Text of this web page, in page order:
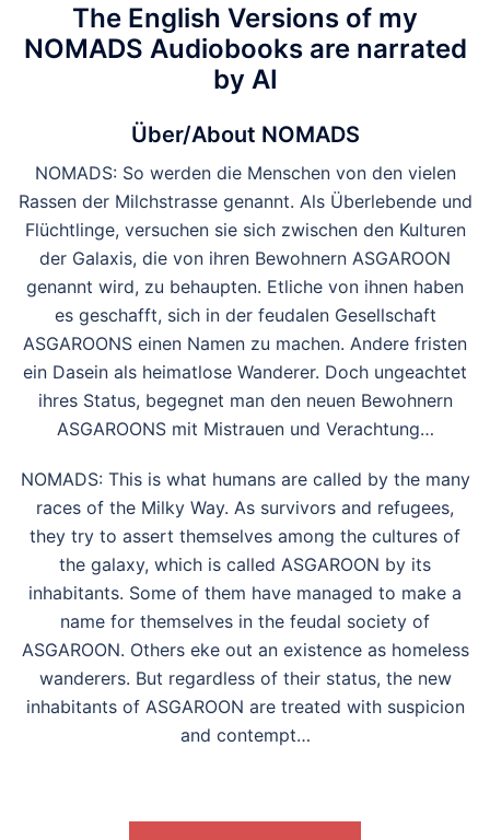
The English Versions of my
NOMADS Audiobooks are narrated
by AI
Über/About NOMADS
NOMADS: So werden die Menschen von den vielen
Rassen der Milchstrasse genannt. Als Überlebende und
Flüchtlinge, versuchen sie sich zwischen den Kulturen
der Galaxis, die von ihren Bewohnern ASGAROON
genannt wird, zu behaupten. Etliche von ihnen haben
es geschafft, sich in der feudalen Gesellschaft
ASGAROONS einen Namen zu machen. Andere fristen
ein Dasein als heimatlose Wanderer. Doch ungeachtet
ihres Status, begegnet man den neuen Bewohnern
ASGAROONS mit Mistrauen und Verachtung…
NOMADS: This is what humans are called by the many
races of the Milky Way. As survivors and refugees,
they try to assert themselves among the cultures of
the galaxy, which is called ASGAROON by its
inhabitants. Some of them have managed to make a
name for themselves in the feudal society of
ASGAROON. Others eke out an existence as homeless
wanderers. But regardless of their status, the new
inhabitants of ASGAROON are treated with suspicion
and contempt…